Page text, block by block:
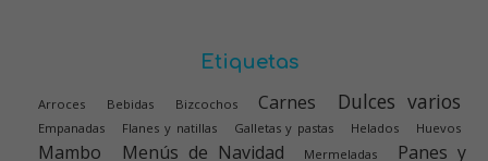
Etiquetas
Arroces Bebidas Bizcochos Carnes Dulces varios
Empanadas Flanes y natillas Galletas y pastas Helados Huevos
Mambo Menús de Navidad Mermeladas
Panes y